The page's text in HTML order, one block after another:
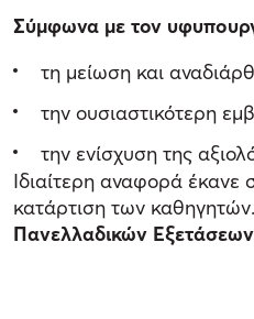
Σύμφωνα με τον
τη μείωση και
την ουσιαστικότερη
την ενίσχυση της
Ιδιαίτερη αναφορά έκανε
κατάρτιση των καθηγητών.
Πανελλαδικών